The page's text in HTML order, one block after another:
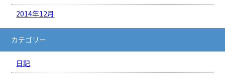
2014年12月
カテゴリー
日記